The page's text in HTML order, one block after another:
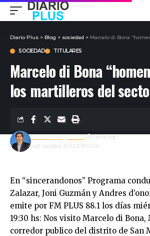
Diario Plus > Blog > sociedad > Marcelo di Bona “homenaje
SOCIEDAD TITULARES
Marcelo di Bona
los martilleros del
Last updated: 10/10/2019 03:04
Gustavo Estigarribia 7 años ago
En “sincerandonos” Programa
Zalazar, Joni Guzmán y Andres
emite por FM PLUS 88.1 los días
19:30 hs: Nos visito Marcelo di
corredor publico del distrito de San